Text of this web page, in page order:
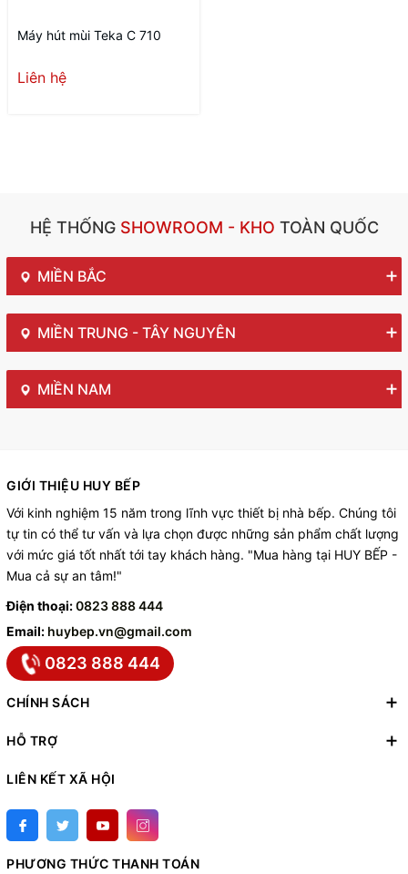
Máy hút mùi Teka C 710
Liên hệ
HỆ THỐNGSHOWROOM - KHO TOÀN QUỐC
MIỀN BẮC
MIỀN TRUNG - TÂY NGUYÊN
MIỀN NAM
GIỚI THIỆU HUY BẾP
Với kinh nghiệm 15 năm trong lĩnh vực thiết bị nhà bếp. Chúng tôi
tự tin có thể tư vấn và lựa chọn được những sản phẩm chất lượng
với mức giá tốt nhất tới tay khách hàng. "Mua hàng tại HUY BẾP -
Mua cả sự an tâm!"
Điện thoại:0823 888 444
Email: huybep.vn@gmail.com
0823 888 444
CHÍNH SÁCH
HỖ TRỢ
LIÊN KẾT XÃ HỘI
PHƯƠNG THỨC THANH TOÁN